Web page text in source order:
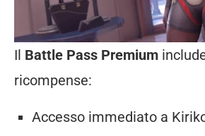
Il Battle Pass Premium
ricompense:
Accesso immediato a